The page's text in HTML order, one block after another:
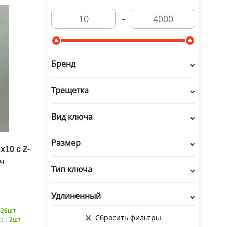
Бренд
Трещетка
Вид ключа
Размер
Тип ключа
Удлиненный
с 2-
26шт
:2шт